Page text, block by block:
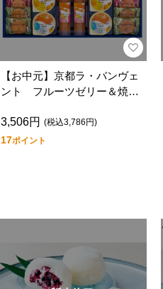
【お中元】京都ラ・バンヴェ
ント フルーツゼリー＆焼菓
3,506円 (税込3,786円)
17ポイント